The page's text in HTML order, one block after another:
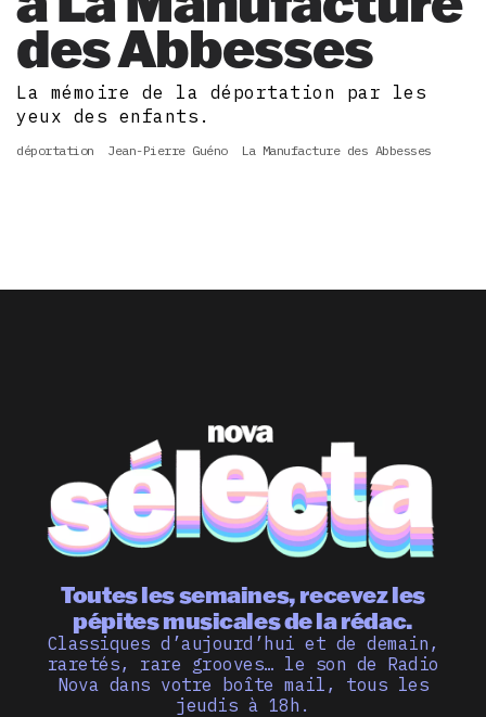
des Abbesses
La mémoire de la déportation par les
yeux des enfants.
déportation Jean-Pierre Guéno La Manufacture des Abbesses
Toutes les semaines, recevez les
pépites musicales de la rédac.
Classiques d’aujourd’hui et de demain,
raretés, rare grooves… le son de Radio
Nova dans votre boîte mail, tous les
jeudis à 18h.